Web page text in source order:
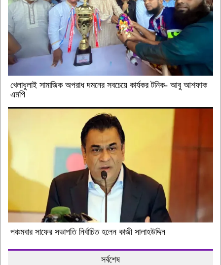
খেলাধুলাই সামাজিক অপরাধ দমনের সবচেয়ে কার্যকর টনিক- আবু আশফাক
এমপি
পঞ্চমবার সাফের সভাপতি নির্বাচিত হলেন কাজী সালাহউদ্দিন
সর্বশেষ